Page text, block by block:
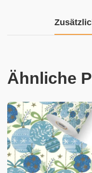
Ähnliche